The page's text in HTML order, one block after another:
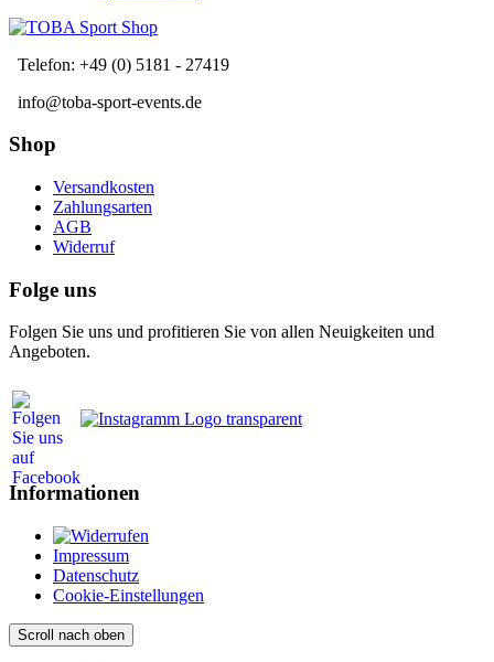
Telefon: +49 (0) 5181 - 27419
info@toba-sport-events.de
Shop
Versandkosten
Zahlungsarten
AGB
Widerruf
Folge uns
Folgen Sie uns und profitieren Sie von allen Neuigkeiten und
Angeboten.
Informationen
Impressum
Datenschutz
Cookie-Einstellungen
Scroll nach oben